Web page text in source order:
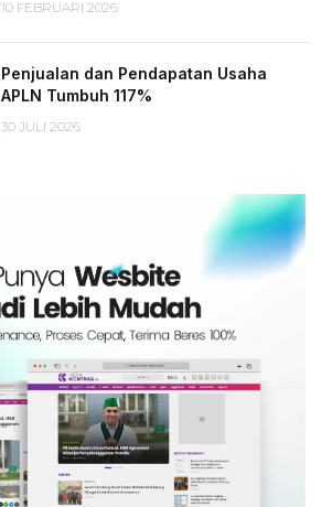
10 FEBRUARI 2026
Penjualan dan Pendapatan Usaha
APLN Tumbuh 117%
30 JULI 2026